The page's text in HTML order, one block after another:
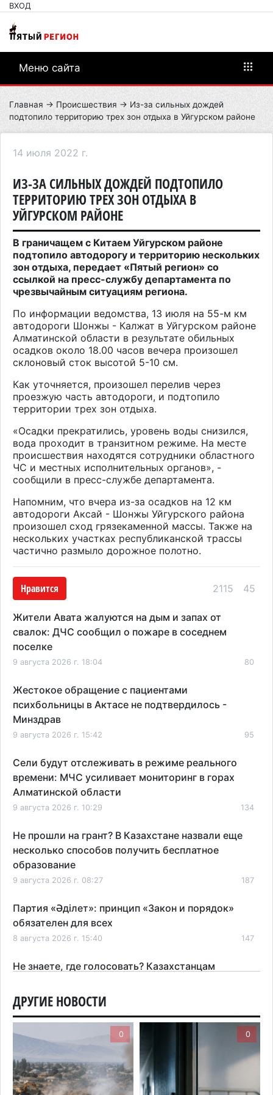
ВХОД
Меню сайта
Главная → Происшествия → Из-за сильных дождей
подтопило территорию трех зон отдыха в Уйгурском районе
14 июля 2022 г.
ИЗ-ЗА СИЛЬНЫХ ДОЖДЕЙ ПОДТОПИЛО
ТЕРРИТОРИЮ ТРЕХ ЗОН ОТДЫХА В
УЙГУРСКОМ РАЙОНЕ
В граничащем с Китаем Уйгурском районе
подтопило автодорогу и территорию нескольких
зон отдыха, передает «Пятый регион» со
ссылкой на пресс-службу департамента по
чрезвычайным ситуациям региона.
По информации ведомства, 13 июля на 55-м км
автодороги Шонжы - Калжат в Уйгурском районе
Алматинской области в результате обильных
осадков около 18.00 часов вечера произошел
склоновый сток высотой 5-10 см.
Как уточняется, произошел перелив через
проезжую часть автодороги, и подтопило
территории трех зон отдыха.
«Осадки прекратились, уровень воды снизился,
вода проходит в транзитном режиме. На месте
происшествия находятся сотрудники областного
ЧС и местных исполнительных органов», -
сообщили в пресс-службе департамента.
Напомним, что вчера из-за осадков на 12 км
автодороги Аксай - Шонжы Уйгурского района
произошел сход грязекаменной массы. Также на
нескольких участках республиканской трассы
частично размыло дорожное полотно.
Нравится 2115 45
Жители Авата жалуются на дым и запах от
свалок: ДЧС сообщил о пожаре в соседнем
поселке
9 августа 2026 г. 18:04 80
Жестокое обращение с пациентами
психбольницы в Актасе не подтвердилось -
Минздрав
9 августа 2026 г. 15:42 95
Сели будут отслеживать в режиме реального
времени: МЧС усиливает мониторинг в горах
Алматинской области
9 августа 2026 г. 10:29 134
Не прошли на грант? В Казахстане назвали еще
несколько способов получить бесплатное
образование
9 августа 2026 г. 08:27 187
Партия «Әділет»: принцип «Закон и порядок»
обязателен для всех
8 августа 2026 г. 15:40 147
Не знаете, где голосовать? Казахстанцам
Курултай
8 августа 2026 г. 09:47
Пугающий пожар сняли очевидцы в Байсерке:
стали известны подробности
8 августа 2026 г. 08:32
ДРУГИЕ НОВОСТИ
0 0